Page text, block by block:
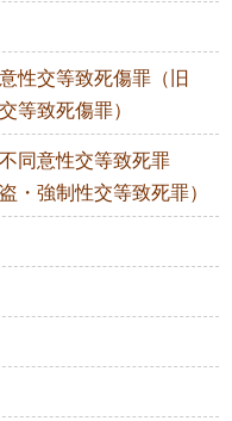
性交等致死傷罪（旧
等致死傷罪）
同意性交等致死罪
・強制性交等致死罪）